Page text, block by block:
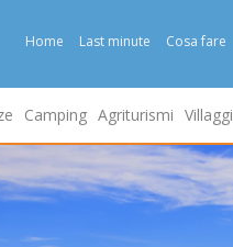
Home Last minute Cosa fare
Camping Agriturismi Villaggi